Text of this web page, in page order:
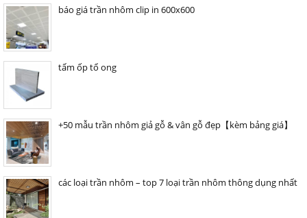
báo giá trần nhôm clip in 600x600
tấm ốp tổ ong
+50 mẫu trần nhôm giả gỗ & vân gỗ đẹp【kèm bảng giá】
các loại trần nhôm – top 7 loại trần nhôm thông dụng nhất